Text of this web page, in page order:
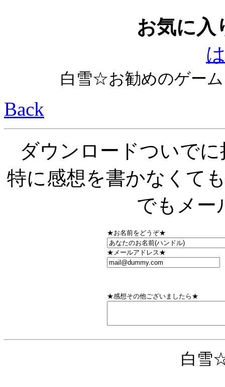
お気に入
白雪☆お勧めのゲー
Back
ダウンロードついで
特に感想を書かなくて
でもメー
★お名前をどうぞ★
★メールアドレス★
★感想その他ございましたら★
白雪